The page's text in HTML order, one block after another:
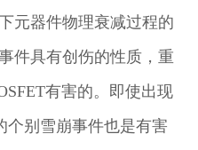
元器件物理衰减过程的
件具有创伤的性质，重
有害的。即使出现
个别雪崩事件也是有害